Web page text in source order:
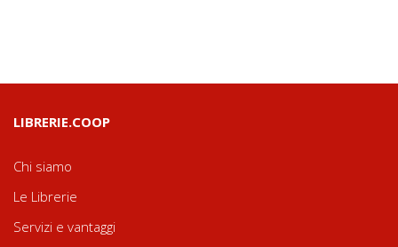
LIBRERIE.COOP
Chi siamo
Le Librerie
Servizi e vantaggi